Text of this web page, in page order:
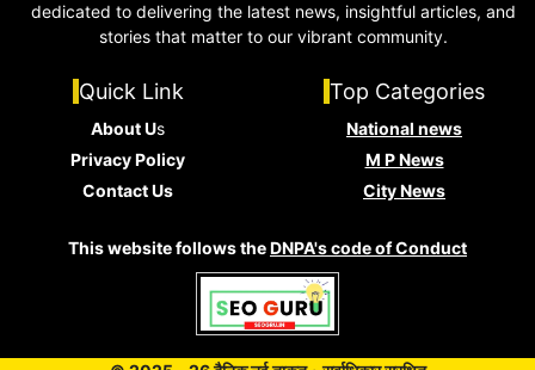
dedicated to delivering the latest news, insightful articles, and
stories that matter to our vibrant community.
Quick Link
About Us
Privacy Policy
Contact Us
Top Categories
National news
M P News
City News
This website follows theDNPA's code of Conduct